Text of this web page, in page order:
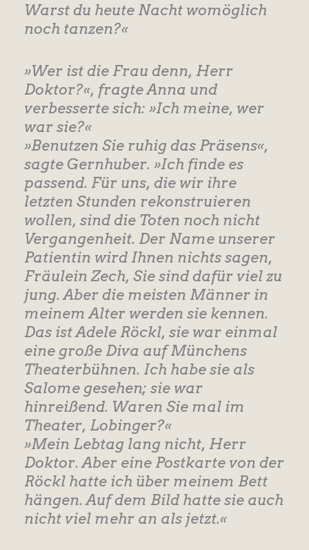
Warst du heute Nacht womöglich
noch tanzen?«
»Wer ist die Frau denn, Herr
Doktor?«, fragte Anna und
verbesserte sich: »Ich meine, wer
war sie?«
»Benutzen Sie ruhig das Präsens«,
sagte Gernhuber. »Ich finde es
passend. Für uns, die wir ihre
letzten Stunden rekonstruieren
wollen, sind die Toten noch nicht
Vergangenheit. Der Name unserer
Patientin wird Ihnen nichts sagen,
Fräulein Zech, Sie sind dafür viel zu
jung. Aber die meisten Männer in
meinem Alter werden sie kennen.
Das ist Adele Röckl, sie war einmal
eine große Diva auf Münchens
Theaterbühnen. Ich habe sie als
Salome gesehen; sie war
hinreißend. Waren Sie mal im
Theater, Lobinger?«
»Mein Lebtag lang nicht, Herr
Doktor. Aber eine Postkarte von der
Röckl hatte ich über meinem Bett
hängen. Auf dem Bild hatte sie auch
nicht viel mehr an als jetzt.«